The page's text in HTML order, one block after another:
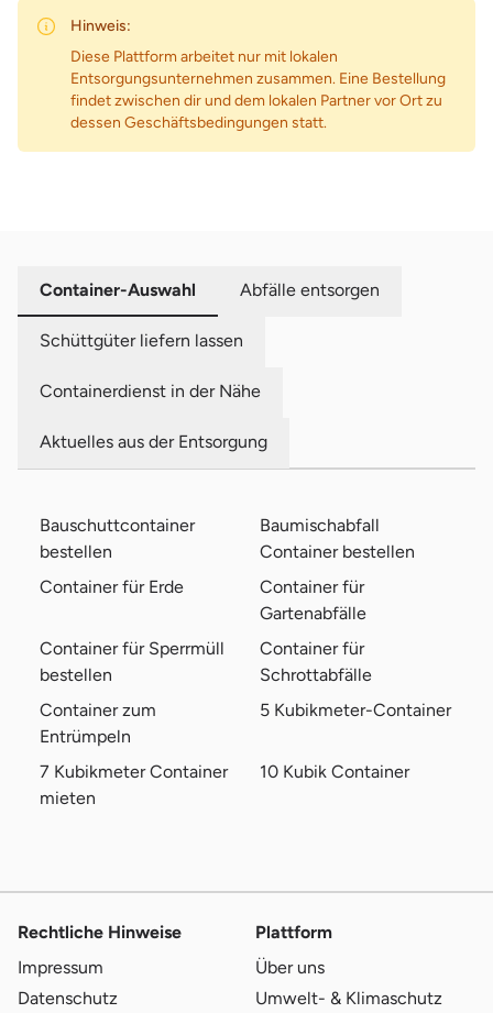
Hinweis:
Diese Plattform arbeitet nur mit lokalen
Entsorgungsunternehmen zusammen. Eine Bestellung
findet zwischen dir und dem lokalen Partner vor Ort zu
dessen Geschäftsbedingungen statt.
Container-Auswahl Abfälle entsorgen
Schüttgüter liefern lassen
Containerdienst in der Nähe
Aktuelles aus der Entsorgung
Bauschuttcontainer
bestellen
Baumischabfall
Container bestellen
Container für Erde
Container für
Gartenabfälle
Container für Sperrmüll
bestellen
Container für
Schrottabfälle
Container zum
Entrümpeln
5 Kubikmeter-Container
7 Kubikmeter Container
mieten
10 Kubik Container
Rechtliche Hinweise
Impressum
Datenschutz
Plattform
Über uns
Umwelt- & Klimaschutz